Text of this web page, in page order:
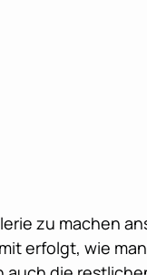
zu machen
erfolgt, wie